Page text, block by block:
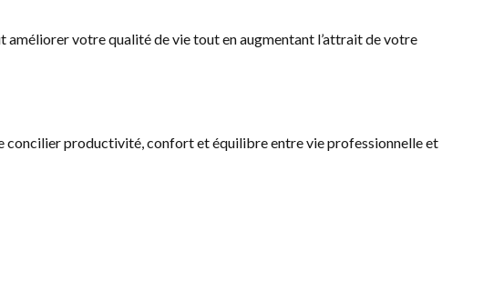
améliorer votre qualité de vie tout en augmentant l’attrait de votre
concilier productivité, confort et équilibre entre vie professionnelle et